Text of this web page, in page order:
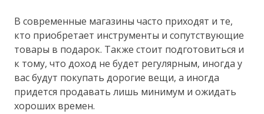
В современные магазины часто приходят и те,
кто приобретает инструменты и сопутствующие
товары в подарок. Также стоит подготовиться и
к тому, что доход не будет регулярным, иногда у
вас будут покупать дорогие вещи, а иногда
придется продавать лишь минимум и ожидать
хороших времен.